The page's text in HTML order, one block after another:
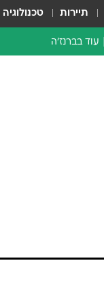
תיירות טכנולוגיה
עוד בברנז'ה